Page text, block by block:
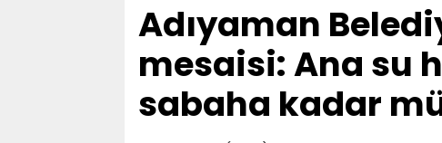
Adıyaman
mesaisi: Ana su
sabaha kadar